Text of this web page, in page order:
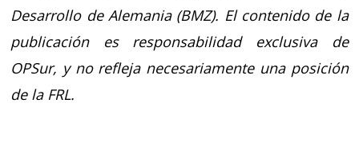
Desarrollo de Alemania (BMZ). El contenido de la
publicación es responsabilidad exclusiva de
OPSur, y no refleja necesariamente una posición
de la FRL.